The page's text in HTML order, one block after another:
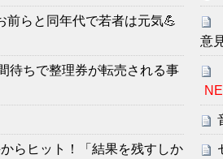
前らと同年代で若者は元気💪
待ちで整理券が転売される事
らヒット！「結果を残すしか
意